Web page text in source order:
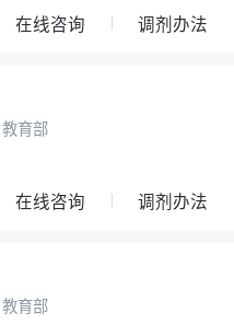
在线咨询 调剂办法
教育部
在线咨询 调剂办法
教育部